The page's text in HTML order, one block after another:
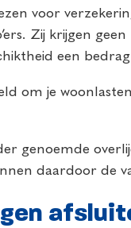
voor
Zij krijgen
een
om je
genoemde
daardoor de